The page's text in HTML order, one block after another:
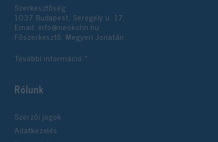
Szerkesztőség:
1037 Budapest, Seregély u. 17.
Email: info@neokohn.hu
Főszerkesztő: Megyeri Jonatán
További információ »
Rólunk
Szerzői jogok
Adatkezelés